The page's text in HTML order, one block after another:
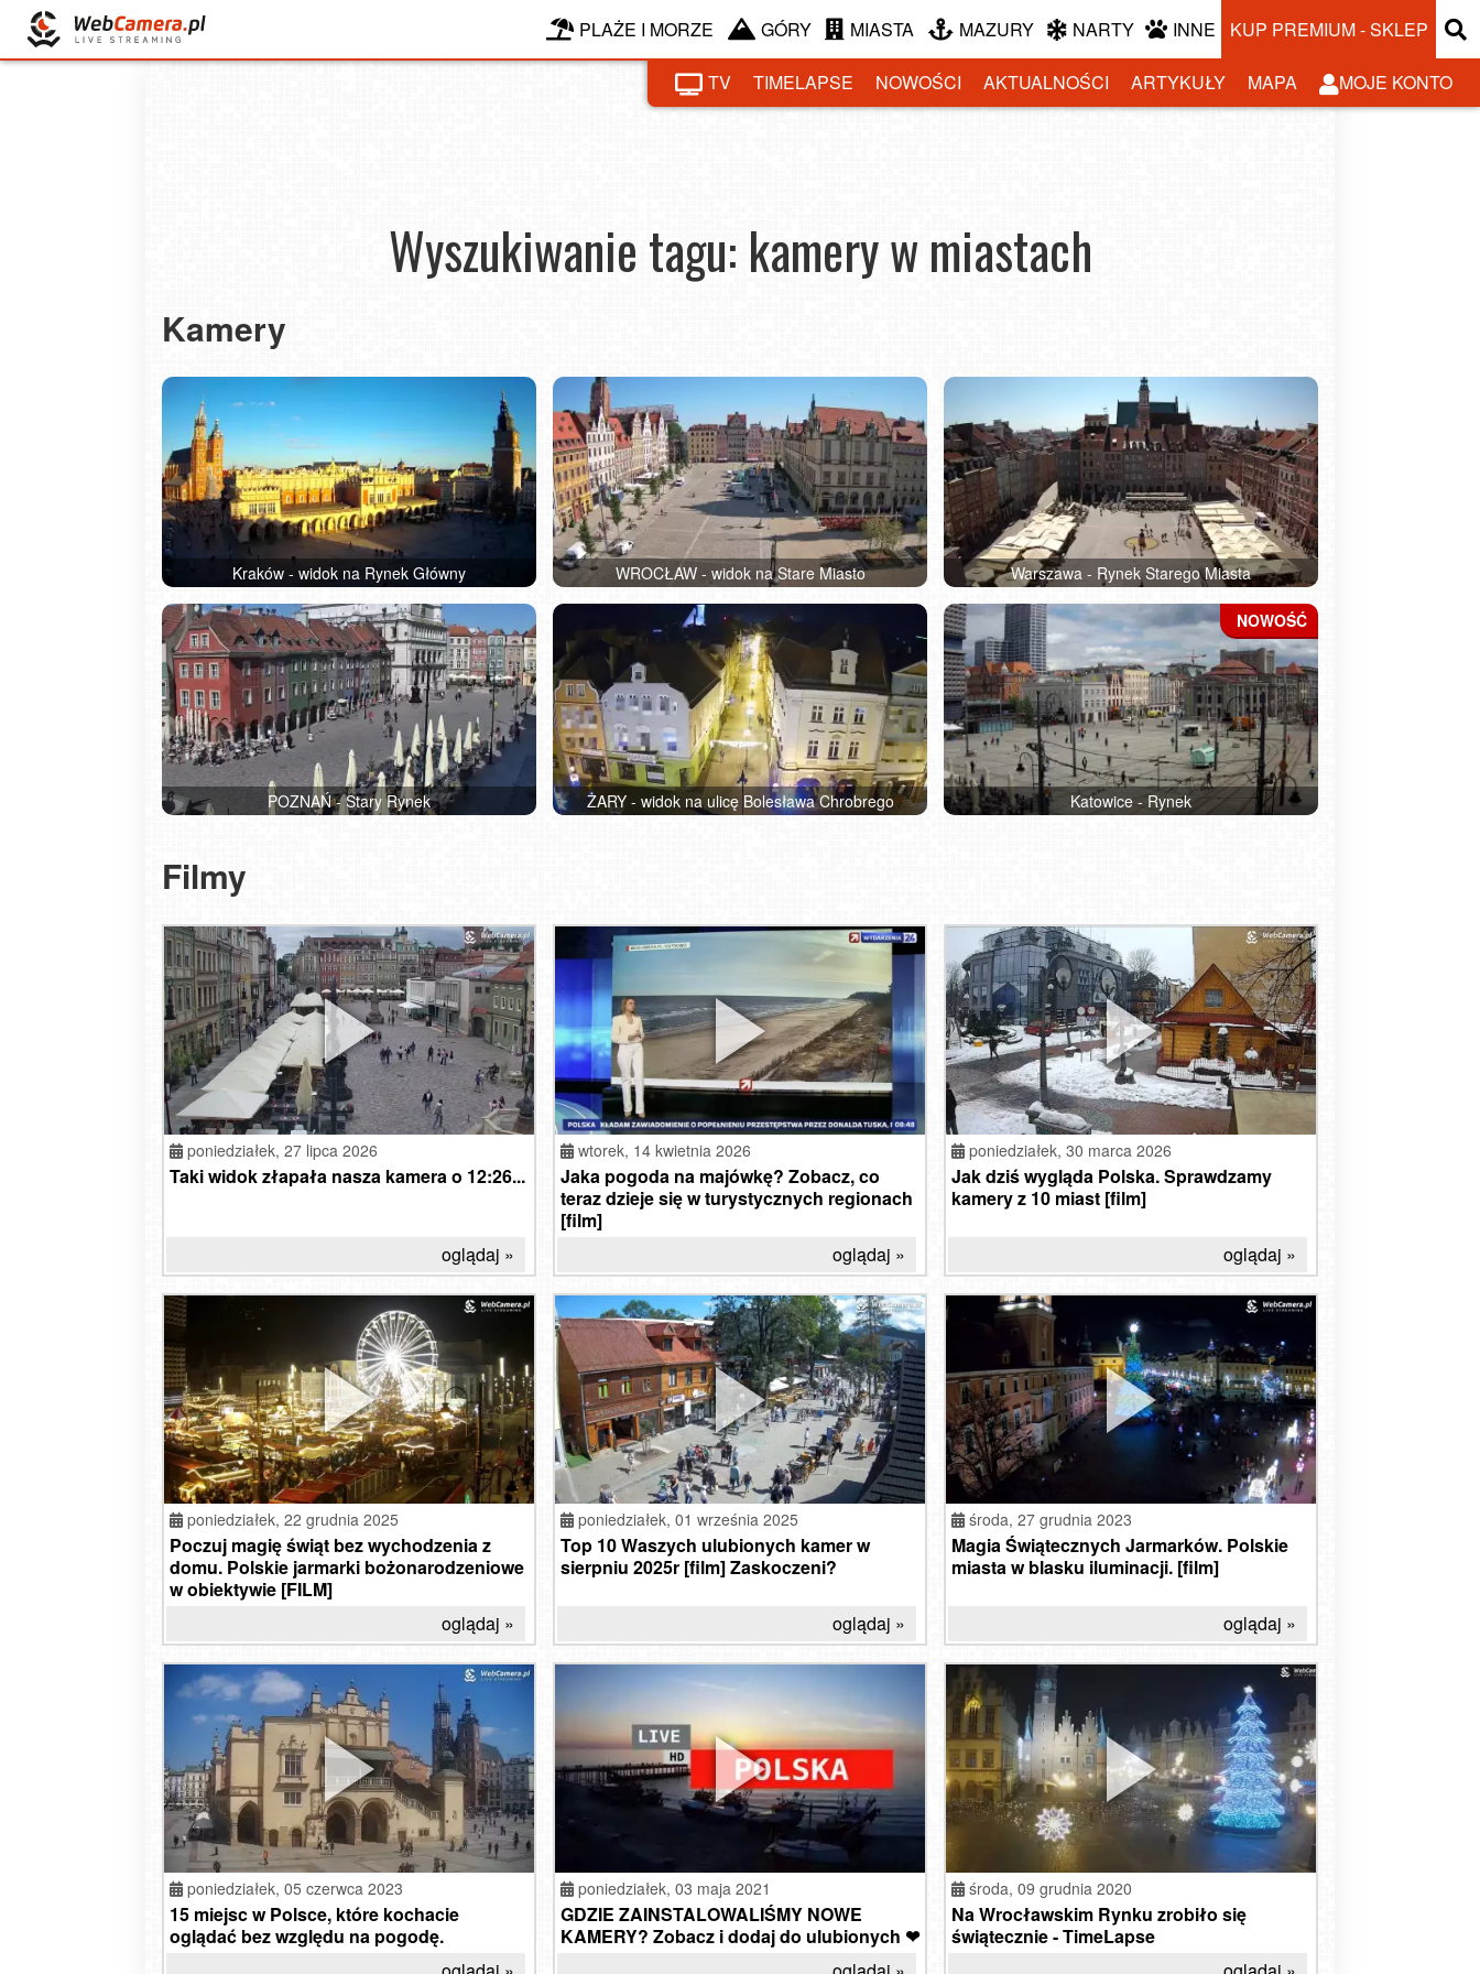
PLAŻE I MORZE GÓRY MIASTA MAZURY NARTY INNE KUP PREMIUM - SKLEP
TV TIMELAPSE NOWOŚCI AKTUALNOŚCI ARTYKUŁY MAPA MOJE KONTO
Wyszukiwanie tagu: kamery w miastach
Kamery
Kraków - widok na Rynek Główny WROCŁAW - widok na Stare Miasto Warszawa - Rynek Starego Miasta
POZNAŃ - Stary Rynek ŻARY - widok na ulicę Bolesława Chrobrego Katowice - Rynek
Filmy
poniedziałek, 27 lipca 2026
Taki widok złapała nasza kamera o 12:26...
oglądaj »
wtorek, 14 kwietnia 2026
Jaka pogoda na majówkę? Zobacz, co
teraz dzieje się w turystycznych regionach
[film]
oglądaj »
poniedziałek, 30 marca 2026
Jak dziś wygląda Polska. Sprawdzamy
kamery z 10 miast [film]
oglądaj »
poniedziałek, 22 grudnia 2025
Poczuj magię świąt bez wychodzenia z
domu. Polskie jarmarki bożonarodzeniowe
w obiektywie [FILM]
oglądaj »
poniedziałek, 01 września 2025
Top 10 Waszych ulubionych kamer w
sierpniu 2025r [film] Zaskoczeni?
oglądaj »
środa, 27 grudnia 2023
Magia Świątecznych Jarmarków. Polskie
miasta w blasku iluminacji. [film]
oglądaj »
poniedziałek, 05 czerwca 2023
15 miejsc w Polsce, które kochacie
oglądać bez względu na pogodę.
poniedziałek, 03 maja 2021
GDZIE ZAINSTALOWALIŚMY NOWE
KAMERY? Zobacz i dodaj do ulubionych ❤
środa, 09 grudnia 2020
Na Wrocławskim Rynku zrobiło się
świątecznie - TimeLapse